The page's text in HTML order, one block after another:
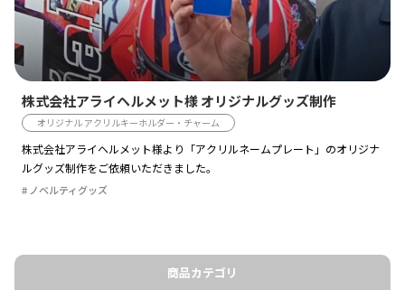
株式会社アライヘルメット様 オリジナルグッズ制作
オリジナル アクリルキーホルダー・チャーム
株式会社アライヘルメット様より「アクリルネームプレート」のオリジナ
ルグッズ制作をご依頼いただきました。
ノベルティグッズ
商品カテゴリ